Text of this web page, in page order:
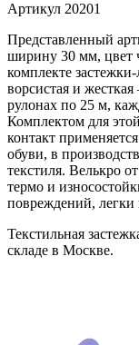
Артикул 20201
Представленный
ширину 30 мм, цвет
комплекте
ворсистая и
рулонах по 25 м,
Комплектом для
контакт
обуви, в
текстиля. Велькро
термо и
повреждений, легки
Текстильная
складе в Москве.